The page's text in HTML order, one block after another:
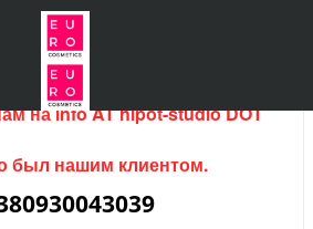
(данный сайт) продается, для
наinfo AT hipot-studio DOT
был нашим клиентом.